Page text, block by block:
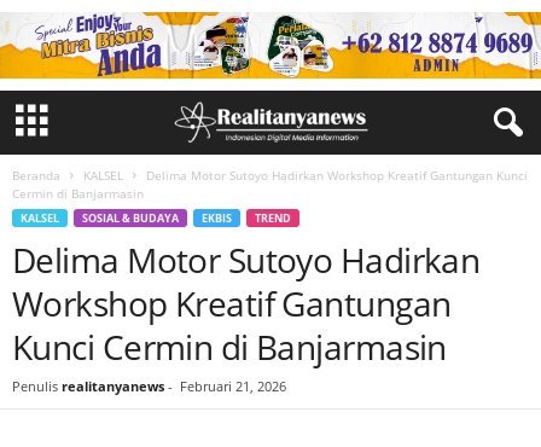
Beranda KALSEL
Delima Motor Sutoyo Hadirkan Workshop Kreatif Gantungan Kunci
Cermin di Banjarmasin
KALSEL SOSIAL & BUDAYA EKBIS TREND
Delima Motor Sutoyo Hadirkan
Workshop Kreatif Gantungan
Kunci Cermin di Banjarmasin
Penulis realitanyanews - Februari 21, 2026